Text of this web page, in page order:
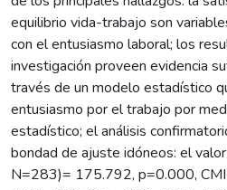
equilibrio vida-trabajo son
con el entusiasmo laboral; los
investigación proveen evidencia
través de un modelo estadístico
entusiasmo por el trabajo por
estadístico; el análisis
bondad de ajuste idóneos: el
N=283)= 175.792, p=0.000,